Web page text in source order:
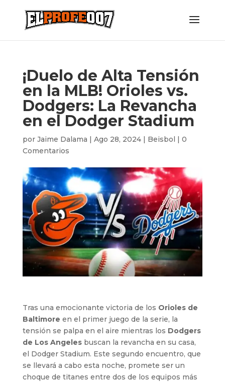
¡Duelo de Alta Tensión
en la MLB! Orioles vs.
Dodgers: La Revancha
en el Dodger Stadium
por Jaime Dalama | Ago 28, 2024| Beisbol | 0
Comentarios
Tras una emocionante victoria de los Orioles de
Baltimore en el primer juego de la serie, la
tensión se palpa en el aire mientras los Dodgers
de Los Angelesbuscan la revancha en su casa,
el Dodger Stadium. Este segundo encuentro, que
se llevará a cabo esta noche, promete ser un
choque de titanes entre dos de los equipos más